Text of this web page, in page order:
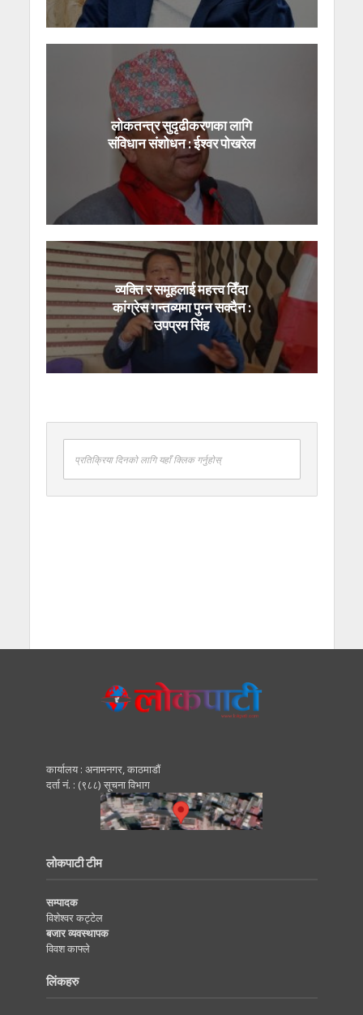
लोकतन्त्र सुदृढीकरणका लागि
संविधान संशोधन : ईश्वर पोखरेल
व्यक्ति र समूहलाई महत्त्व दिँदा
कांग्रेस गन्तव्यमा पुग्न सक्दैन :
उपप्रम सिंह
प्रतिक्रिया दिनको लागि यहाँ क्लिक गर्नुहोस्
कार्यालय : अनामनगर, काठमाडाैं
दर्ता नं. : (९८८) सूचना विभाग
लोकपाटी टीम
सम्पादक
विशेश्वर कट्टेल
बजार व्यवस्थापक
विवश काफ्ले
लिंकहरु